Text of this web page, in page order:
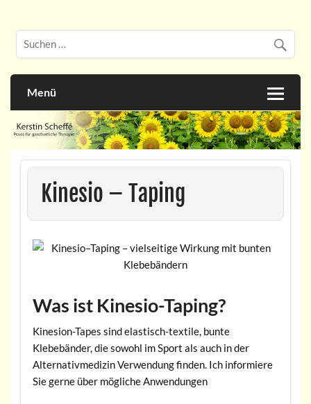
Kerstin Scheffé
Menü
Kinesio – Taping
Was ist Kinesio-Taping?
Kinesion-Tapes sind elastisch-textile, bunte
Klebebänder, die sowohl im Sport als auch in der
Alternativmedizin Verwendung finden. Ich informiere
Sie gerne über mögliche Anwendungen